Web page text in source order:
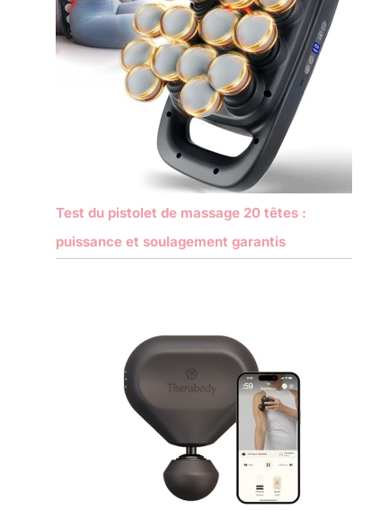
Test du pistolet de massage 20 têtes :
puissance et soulagement garantis